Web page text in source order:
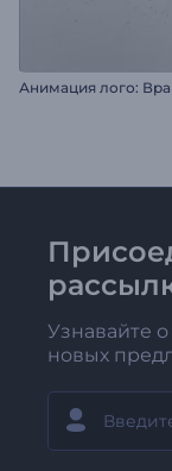
Узнавайте
новых